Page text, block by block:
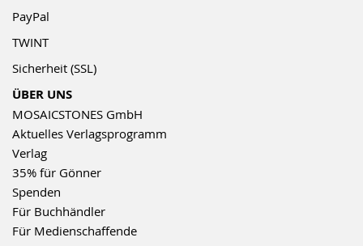
PayPal
TWINT
Sicherheit (SSL)
ÜBER UNS
MOSAICSTONES GmbH
Aktuelles Verlagsprogramm
Verlag
35% für Gönner
Spenden
Für Buchhändler
Für Medienschaffende